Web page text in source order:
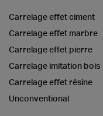
Carrelage effet ciment
Carrelage effet marbre
Carrelage effet pierre
Carrelage imitation bois
Carrelage effet résine
Unconventional